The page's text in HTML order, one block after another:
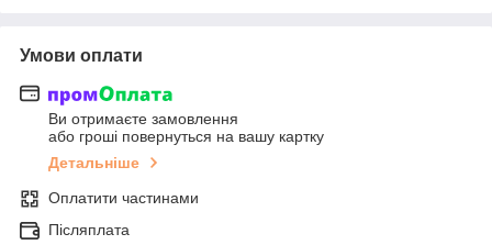
Умови оплати
Ви отримаєте замовлення
або гроші повернуться на вашу картку
Детальніше
Оплатити частинами
Післяплата